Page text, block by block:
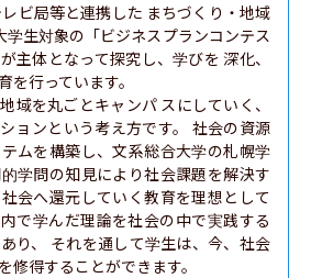
ビ局等と連携した まちづくり・地域
学生対象の「ビジネスプランコンテス
主体となって探究し、学びを 深化、
を行っています。
域を丸ごとキャンパ スにしていく、
ョンという考え方です。 社会の資源
ムを構築し、文系総合大学の札幌学
学問の知見により社会課題を解決す
会へ還元していく教育を理想として
で学んだ理論を社会の中で実践する
り、 それを通して学生は、今、社会
修得することができます。